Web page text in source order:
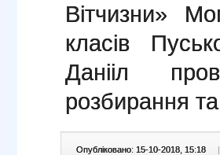
Вітчизни»
класів
Данііл
розбирання
Опубліковано: 15-10-2018, 15:18 |